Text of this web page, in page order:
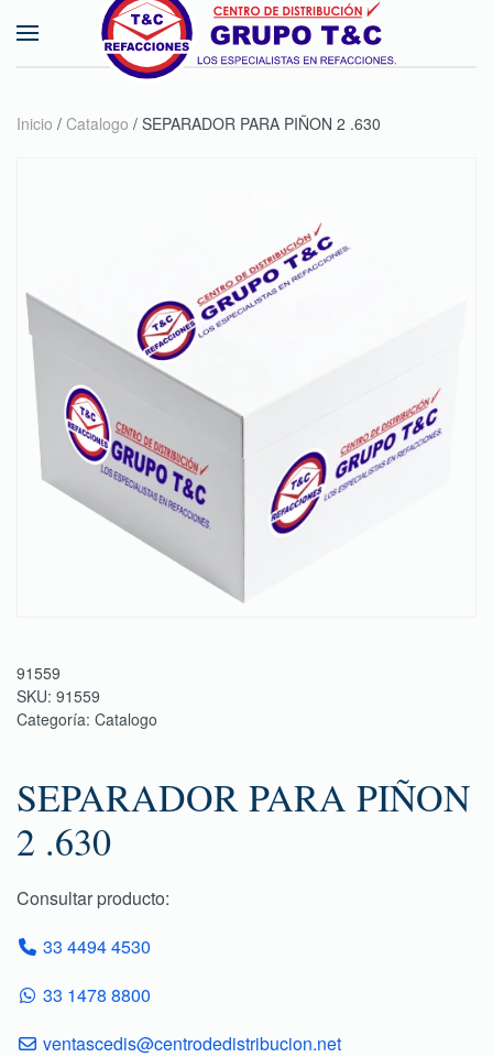
Skip to main content
Inicio / Catalogo / SEPARADOR PARA PIÑON 2 .630
91559
SKU: 91559
Categoría: Catalogo
SEPARADOR PARA PIÑON
2 .630
Consultar producto:
33 4494 4530
33 1478 8800
ventascedis@centrodedistribucion.net